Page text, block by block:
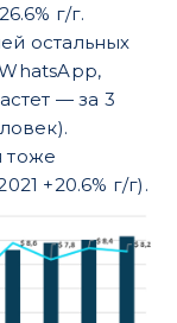
г/г.
остальных
— за 3
тоже
+20.6% г/г).